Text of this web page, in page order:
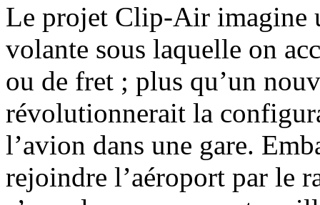
Le projet Clip-Air imagine
volante sous laquelle on
ou de fret ; plus qu’un
révolutionnerait la
l’avion dans une gare.
rejoindre l’aéroport par le